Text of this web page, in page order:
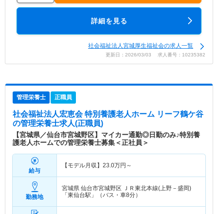
詳細を見る
社会福祉法人宮城厚生福祉会の求人一覧
更新日：2026/03/03 求人番号：10235382
管理栄養士 正職員
社会福祉法人宏恵会 特別養護老人ホーム リーフ鶴ケ谷
の管理栄養士求人(正職員)
【宮城県／仙台市宮城野区】マイカー通勤◎日勤のみ♪特別養
護老人ホームでの管理栄養士募集＜正社員＞
給与
【モデル月収】 23.0万円～
勤務地
宮城県 仙台市宮城野区 ＪＲ東北本線(上野－盛岡)
「東仙台駅」（バス・車8分）